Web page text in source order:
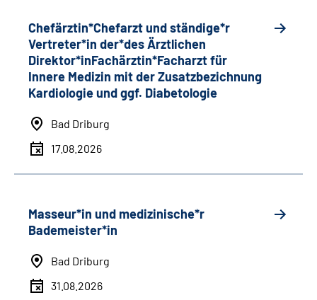
Chefärztin*Chefarzt und ständige*r
Vertreter*in der*des Ärztlichen
Direktor*inFachärztin*Facharzt für
Innere Medizin mit der Zusatzbezichnung
Kardiologie und ggf. Diabetologie
Bad Driburg
17.08.2026
Masseur*in und medizinische*r
Bademeister*in
Bad Driburg
31.08.2026